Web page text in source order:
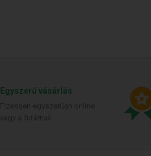
Egyszerű vásárlás